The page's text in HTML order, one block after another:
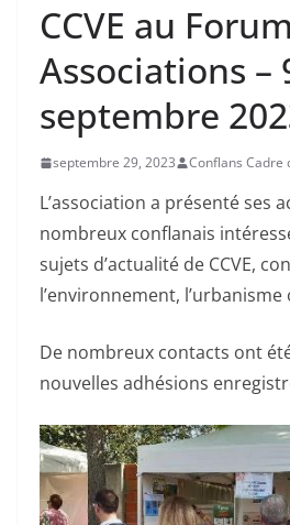
CCVE au
Associations –
septembre
septembre 29, 2023 Conflans Cadre
L’association a présenté ses
nombreux conflanais
sujets d’actualité de CCVE,
l’environnement,
De nombreux contacts ont
nouvelles adhésions